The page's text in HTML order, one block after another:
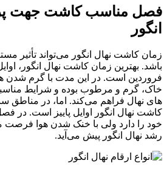
فصل مناسب کاشت جهت
انگور
زمان کاشت نهال انگور می‌تواند تأثیر
باشد. بهترین زمان کاشت نهال انگور،
فروردین است. در این مدت با گرم شدن
خاک، گرم و مرطوب بوده و شرایط
های نهال فراهم می‌کند. اما، در مناطق
کاشت نهال انگور اوایل پاییز است. در
خود را دارد ولی با خنک شدن هوا فرصت
رشد نهال انگور پیش می‌آید.